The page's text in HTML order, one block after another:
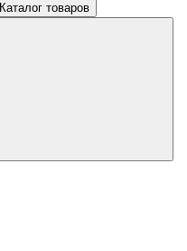
Каталог товаров